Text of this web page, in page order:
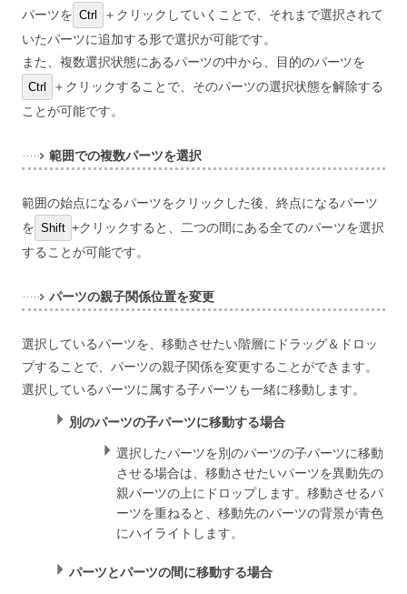
パーツを Ctrl
＋クリックしていくことで、それまで選択されて
いたパーツに追加する形で選択が可能です。
また、複数選択状態にあるパーツの中から、目的のパーツを
Ctrl
＋クリックすることで、そのパーツの選択状態を解除する
ことが可能です。
範囲での複数パーツを選択
範囲の始点になるパーツをクリックした後、終点になるパーツ
を Shift +クリックすると、二つの間にある全てのパーツを選択
することが可能です。
パーツの親子関係位置を変更
選択しているパーツを、移動させたい階層にドラッグ＆ドロッ
プすることで、パーツの親子関係を変更することができます。
選択しているパーツに属する子パーツも一緒に移動します。
別のパーツの子パーツに移動する場合
選択したパーツを別のパーツの子パーツに移動
させる場合は、移動させたいパーツを異動先の
親パーツの上にドロップします。移動させるパ
ーツを重ねると、移動先のパーツの背景が青色
にハイライトします。
パーツとパーツの間に移動する場合